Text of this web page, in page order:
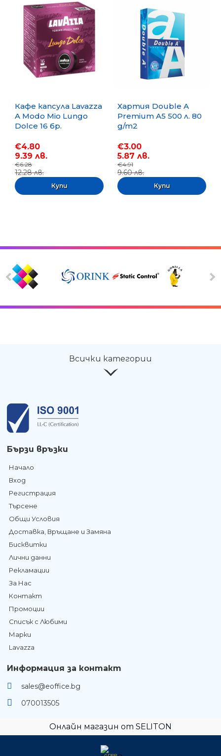
Кафе капсула Lavazza
A Modo Mio Lungo
Dolce 16 бр.
€4.80
9.39 лв.
€6.28
12.28 лв.
Хартия Double A
Premium A5 500 л. 80
g/m2
€3.00
5.87 лв.
€4.91
9.60 лв.
Всички категории
Бързи връзки
Начало
Вход
Регистрация
Търсене
Общи Условия
Доставка, Връщане и Замяна
Бисквитки
Лични данни
Рекламации
За Нас
Контакт
Промоции
Списък с Любими
Марки
Lavazza
Информация за контакт
sales@eoffice.bg
070013505
Онлайн магазин от SELITON